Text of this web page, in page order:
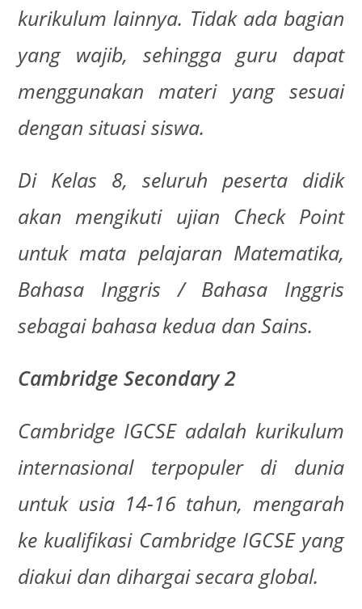
kurikulum lainnya. Tidak ada bagian
yang wajib, sehingga guru dapat
menggunakan materi yang sesuai
dengan situasi siswa.
Di Kelas 8, seluruh peserta didik
akan mengikuti ujian Check Point
untuk mata pelajaran Matematika,
Bahasa Inggris / Bahasa Inggris
sebagai bahasa kedua dan Sains.
Cambridge Secondary 2
Cambridge IGCSE adalah kurikulum
internasional terpopuler di dunia
untuk usia 14-16 tahun, mengarah
ke kualifikasi Cambridge IGCSE yang
diakui dan dihargai secara global.